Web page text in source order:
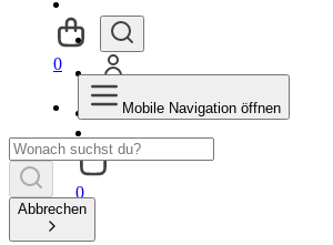
0
0
Mobile Navigation öffnen
Abbrechen